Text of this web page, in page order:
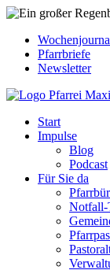
Skip
content
Pfarrbriefe
Newsletter
Pastoraler Raum
Start
Impulse
Blog
Podcast
Für Sie da
Notfall-